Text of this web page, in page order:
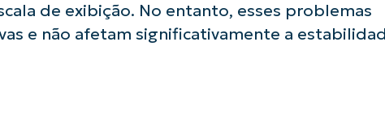
de exibição. No entanto, esses problemas
e não afetam significativamente a
Company
name*